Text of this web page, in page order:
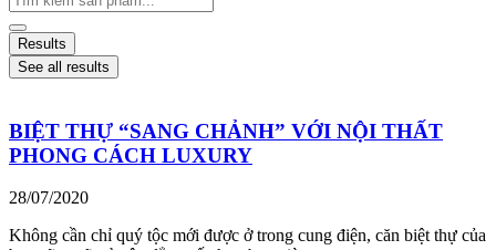
Results
See all results
BIỆT THỰ “SANG CHẢNH” VỚI NỘI THẤT
PHONG CÁCH LUXURY
28/07/2020
Không cần chỉ quý tộc mới được ở trong cung điện, căn biệt thự của